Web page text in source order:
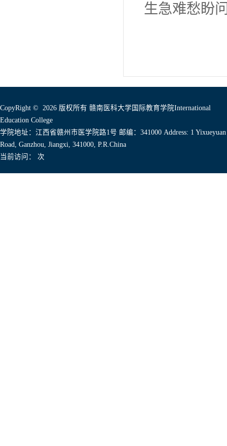
生急难愁盼
CopyRight © 2026 版权所有 赣南医科大学国际教育学院International
Education College
学院地址：江西省赣州市医学院路1号 邮编：341000 Address: 1 Yixueyuan
Road, Ganzhou, Jiangxi, 341000, P.R.China
当前访问：
次